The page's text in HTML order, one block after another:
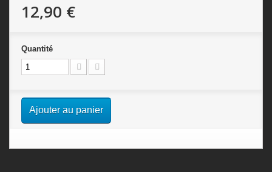
12,90 €
Quantité
Ajouter au panier